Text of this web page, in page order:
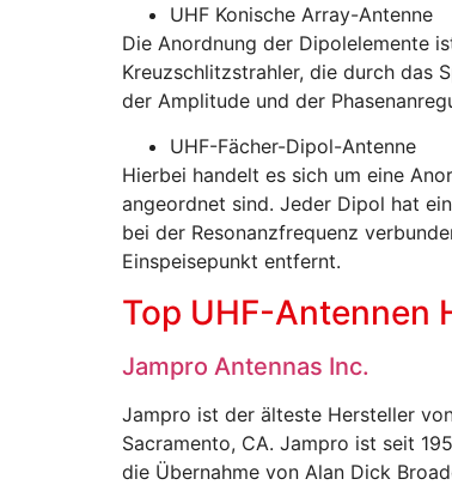
UHF Konische Array-Antenne
Die Anordnung der Dipolelemente
Kreuzschlitzstrahler, die durch das
der Amplitude und der
UHF-Fächer-Dipol-Antenne
Hierbei handelt es sich um eine
angeordnet sind. Jeder Dipol hat
bei der Resonanzfrequenz
Einspeisepunkt entfernt.
Top UHF-Antennen
Jampro Antennas Inc.
Jampro ist der älteste Hersteller
Sacramento, CA. Jampro ist seit
die Übernahme von Alan Dick